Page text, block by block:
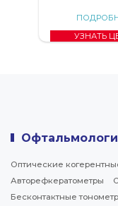
УЗНАТЬ
Оптические
Авторефкератометры
Бесконтактные